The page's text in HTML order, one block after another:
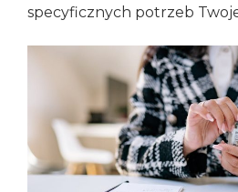
specyficznych potrzeb